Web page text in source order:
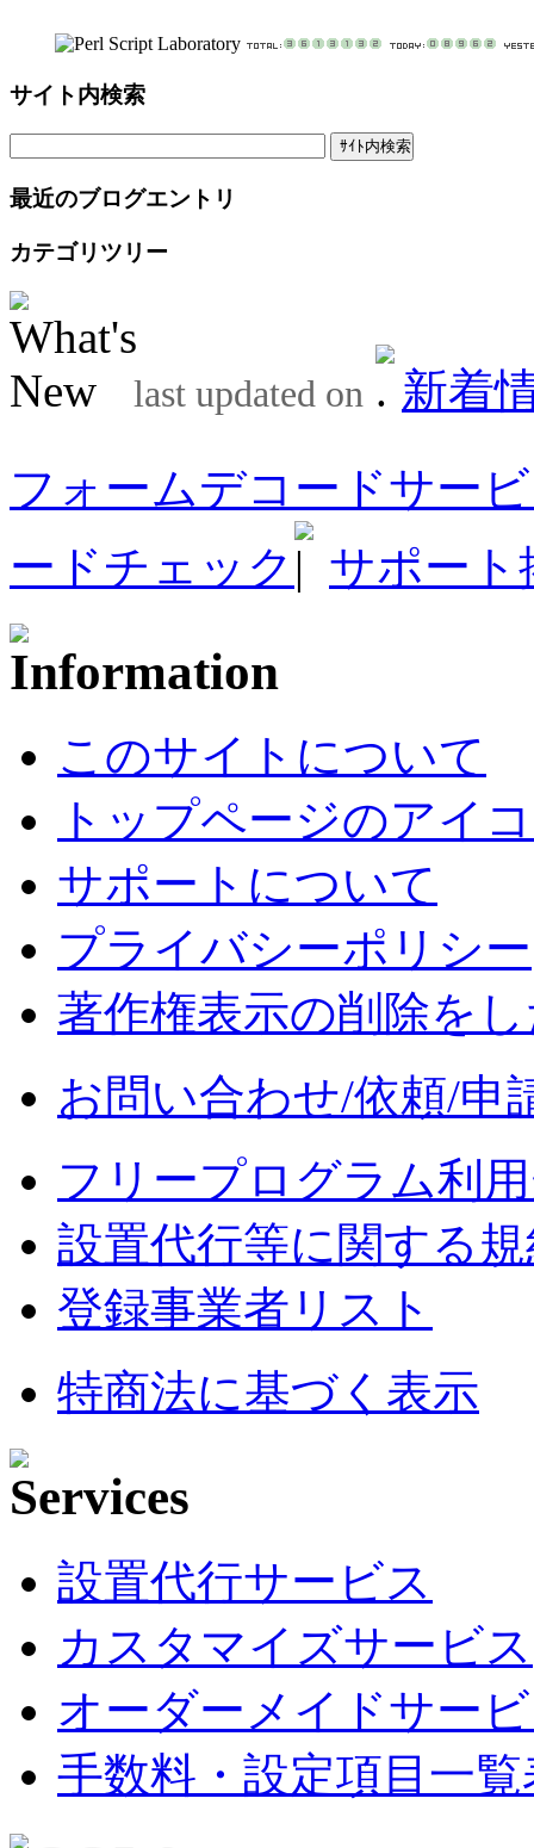
サイト内検索
最近のブログエントリ
カテゴリツリー
last updated on
新着
フォームデコードサー
ードチェック
サポート
このサイトについて
トップページのアイ
サポートについて
プライバシーポリシー
著作権表示の削除を
お問い合わせ/依頼/申
フリープログラム利
設置代行等に関する
登録事業者リスト
特商法に基づく表示
設置代行サービス
カスタマイズサービス
オーダーメイドサー
手数料・設定項目一覧